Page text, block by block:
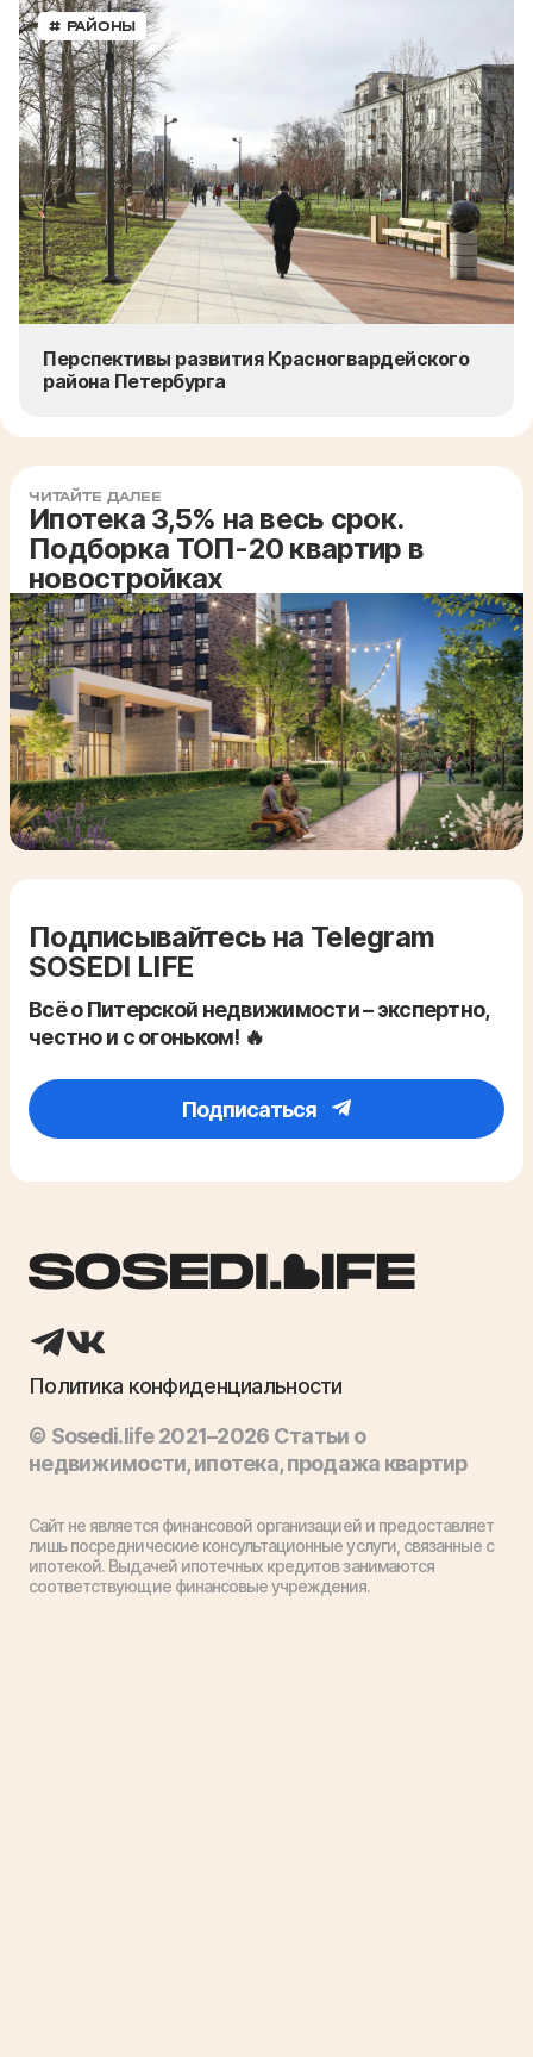
# РАЙОНЫ
Перспективы развития Красногвардейского
района Петербурга
ЧИТАЙТЕ ДАЛЕЕ
Ипотека 3,5% на весь срок.
Подборка ТОП-20 квартир в
новостройках
Подписывайтесь на Telegram
SOSEDI LIFE
Всё о Питерской недвижимости – экспертно,
честно и с огоньком! 🔥
Подписаться
Политика конфиденциальности
© Sosedi.life 2021–2026 Статьи о
недвижимости, ипотека, продажа квартир
Сайт не является финансовой организацией и предоставляет
лишь посреднические консультационные услуги, связанные с
ипотекой. Выдачей ипотечных кредитов занимаются
соответствующие финансовые учреждения.